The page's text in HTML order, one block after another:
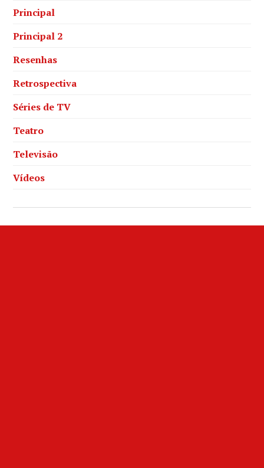
Principal
Principal 2
Resenhas
Retrospectiva
Séries de TV
Teatro
Televisão
Vídeos